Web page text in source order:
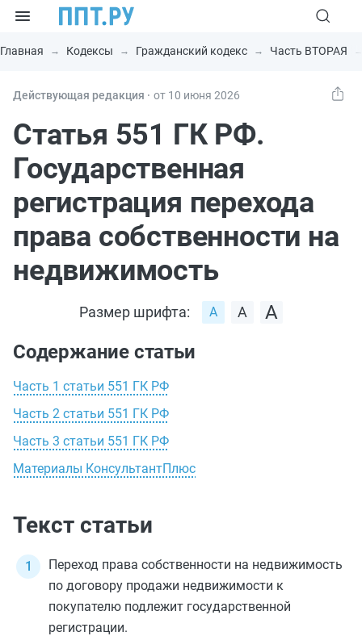
Главная Кодексы Гражданский кодекс Часть ВТОРАЯ
Действующая редакция ⸱ от 10 июня 2026
Статья 551 ГК РФ.
Государственная
регистрация перехода
права собственности на
недвижимость
Размер шрифта:
Содержание статьи
Часть 1 статьи 551 ГК РФ
Часть 2 статьи 551 ГК РФ
Часть 3 статьи 551 ГК РФ
Материалы КонсультантПлюс
Текст статьи
Переход права собственности на недвижимость
по договору продажи недвижимости к
покупателю подлежит государственной
регистрации.